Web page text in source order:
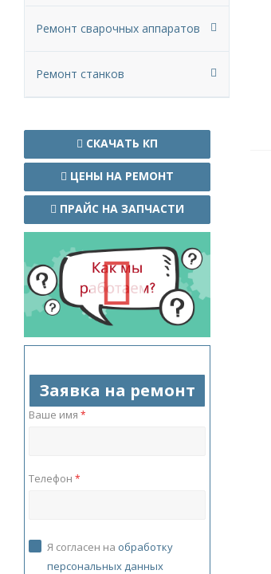
Ремонт сварочных аппаратов
Ремонт станков
СКАЧАТЬ КП
ЦЕНЫ НА РЕМОНТ
ПРАЙС НА ЗАПЧАСТИ
Заявка на ремонт
Ваше имя *
Телефон *
Я согласен на обработку
персональных данных